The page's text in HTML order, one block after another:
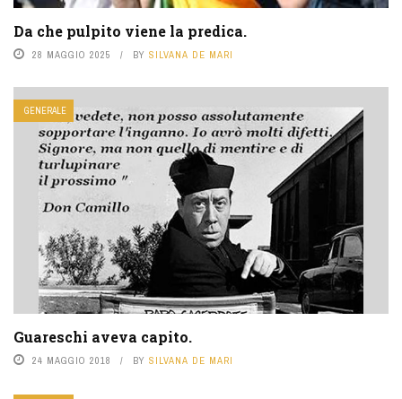
Da che pulpito viene la predica.
28 MAGGIO 2025 BY SILVANA DE MARI
GENERALE
Guareschi aveva capito.
24 MAGGIO 2018 BY SILVANA DE MARI